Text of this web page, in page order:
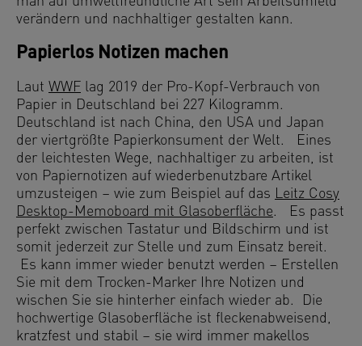
verändern und nachhaltiger gestalten kann.
Papierlos Notizen machen
Laut WWF lag 2019 der Pro-Kopf-Verbrauch von
Papier in Deutschland bei 227 Kilogramm.
Deutschland ist nach China, den USA und Japan
der viertgrößte Papierkonsument der Welt. Eines
der leichtesten Wege, nachhaltiger zu arbeiten, ist
von Papiernotizen auf wiederbenutzbare Artikel
umzusteigen – wie zum Beispiel auf das Leitz Cosy
Desktop-Memoboard mit Glasoberfläche. Es passt
perfekt zwischen Tastatur und Bildschirm und ist
somit jederzeit zur Stelle und zum Einsatz bereit.
Es kann immer wieder benutzt werden – Erstellen
Sie mit dem Trocken-Marker Ihre Notizen und
wischen Sie sie hinterher einfach wieder ab. Die
hochwertige Glasoberfläche ist fleckenabweisend,
kratzfest und stabil – sie wird immer makellos